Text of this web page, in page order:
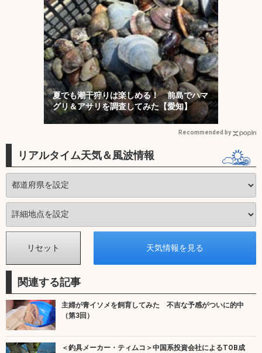
夏でも潮干狩りは楽しめる！ 前島でハマ
グリ＆アサリを調査してみた【愛知】
Recommended by
リアルタイム天気＆風波情報
関連する記事
主婦が青イソメを飼育してみた 不吉な予感がついに的中
（第3回）
＜釣具メーカー・ティムコ＞中国系投資会社によるTOB成